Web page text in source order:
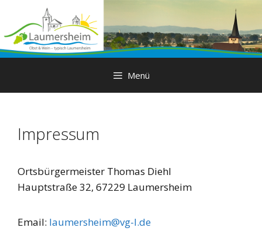
Inhalt
springen
Menü
Impressum
Ortsbürgermeister Thomas Diehl
Hauptstraße 32, 67229 Laumersheim
Email: laumersheim@vg-l.de